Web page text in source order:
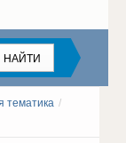
тематика /